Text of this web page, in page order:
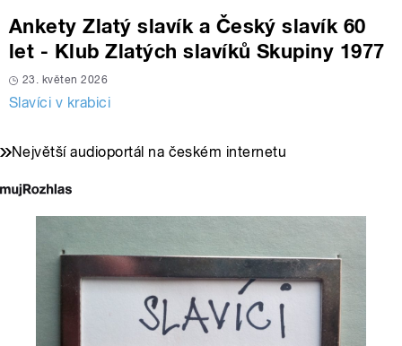
Ankety Zlatý slavík a Český slavík 60
let - Klub Zlatých slavíků Skupiny 1977
23. květen 2026
Slavíci v krabici
Největší audioportál na českém internetu